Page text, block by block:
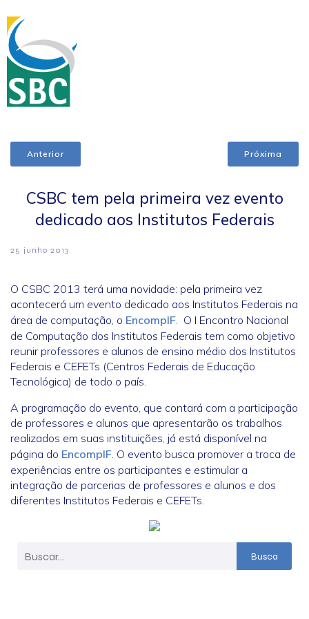
Anterior Próxima
CSBC tem pela primeira vez evento
dedicado aos Institutos Federais
25 junho 2013
O CSBC 2013 terá uma novidade: pela primeira vez
acontecerá um evento dedicado aos Institutos Federais na
área de computação, o EncompIF. O I Encontro Nacional
de Computação dos Institutos Federais tem como objetivo
reunir professores e alunos de ensino médio dos Institutos
Federais e CEFETs (Centros Federais de Educação
Tecnológica) de todo o país.
A programação do evento, que contará com a participação
de professores e alunos que apresentarão os trabalhos
realizados em suas instituições, já está disponível na
página do EncompIF. O evento busca promover a troca de
experiências entre os participantes e estimular a
integração de parcerias de professores e alunos e dos
diferentes Institutos Federais e CEFETs.
Busca